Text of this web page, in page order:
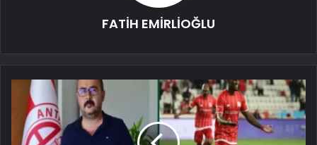
FATİH EMİRLİOĞLU